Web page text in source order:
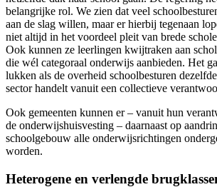
belangrijke rol. We zien dat veel
aan de slag willen, maar er hierbij tegenaan
niet altijd in het voordeel pleit van brede
Ook kunnen ze leerlingen kwijtraken aan
die wél categoraal onderwijs aanbieden. Het
lukken als de overheid schoolbesturen
sector handelt vanuit een collectieve
Ook gemeenten kunnen er – vanuit hun
de onderwijshuisvesting – daarnaast op
schoolgebouw alle onderwijsrichtingen
worden.
Heterogene en verlengde